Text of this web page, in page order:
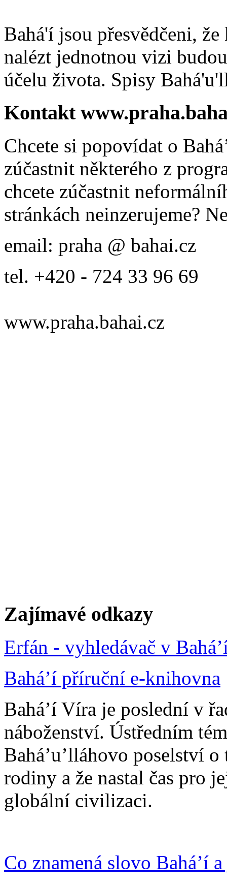
Bahá'í jsou přesvědčeni,
nalézt jednotnou vizi
účelu života. Spisy
Kontakt
Chcete si popovídat o
zúčastnit některého z
chcete zúčastnit
stránkách neinzerujeme?
email: praha @ bahai.cz
tel. +420 - 724 33 96 69
www.praha.bahai.cz
Zajímavé odkazy
Erfán - vyhledávač v
Bahá’í příruční e-knihovna
Bahá’í Víra je poslední v
náboženství. Ústředním
Bahá’u’lláhovo poselství
rodiny a že nastal čas pro
globální civilizaci.
Co znamená slovo Bahá’í